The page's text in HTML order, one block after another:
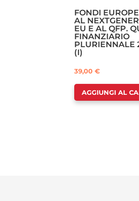
FONDI
AL
EU E AL QFP.
FINANZIARIO
PLURIENNALE
(I)
39,00€
AGGIUNGI AL